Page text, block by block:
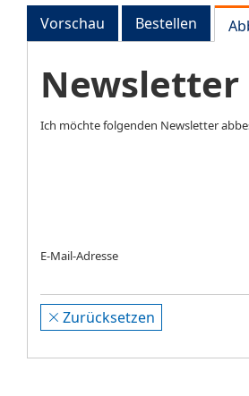
Vorschau Bestellen
Ich möchte folgenden Newsletter
E-Mail-Adresse
Zurücksetzen